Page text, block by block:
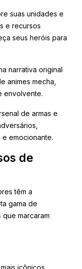
suas unidades e
e recursos
seus heróis para
narrativa original
animes mecha,
envolvente.
de armas e
emocionante.
de
têm a
gama de
que marcaram
icônicos,